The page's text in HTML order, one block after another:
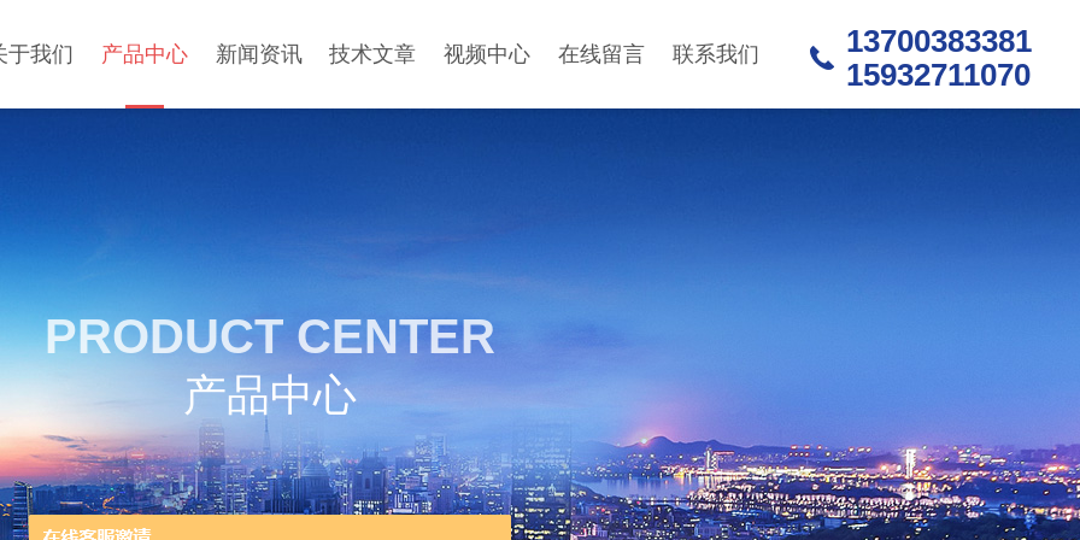
于我们 产品中心 新闻资讯 技术文章 视频中心 在线留言 联系我们
13700383381
15932711070
PRODUCT CENTER
产品中心